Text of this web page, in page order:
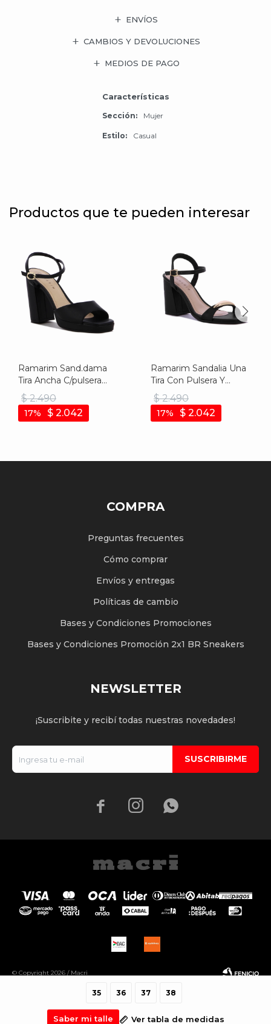
35 36 37 38
Saber mi talle Ver tabla de medidas
ENVÍOS
CAMBIOS Y DEVOLUCIONES
MEDIOS DE PAGO
Características
Sección Mujer
Estilo Casual
Productos que te pueden interesar
Ramarim Sand.dama
Tira Ancha C/pulsera
T/alto-plataforma -
Negro - Negro
$ 2.490
$ 2.042
17
Ramarim Sandalia Una
Tira Con Pulsera Y
Hebilla - Negro - Negro
$ 2.490
$ 2.042
17
COMPRA
Preguntas frecuentes
Cómo comprar
Envíos y entregas
Políticas de cambio
Bases y Condiciones Promociones
Bases y Condiciones Promoción 2x1 BR Sneakers
NEWSLETTER
¡Suscribite y recibí todas nuestras novedades!
SUSCRIBIRME
  
© Copyright 2026 / Macri